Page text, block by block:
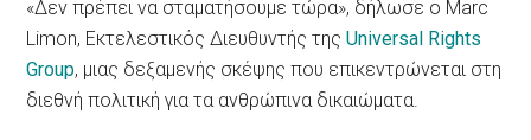
«Δεν πρέπει να σταματήσουμε τώρα», δήλωσε ο Marc
Limon, Εκτελεστικός Διευθυντής τηςUniversal Rights
Group, μιας δεξαμενής σκέψης που επικεντρώνεται στη
διεθνή πολιτική για τα ανθρώπινα δικαιώματα.